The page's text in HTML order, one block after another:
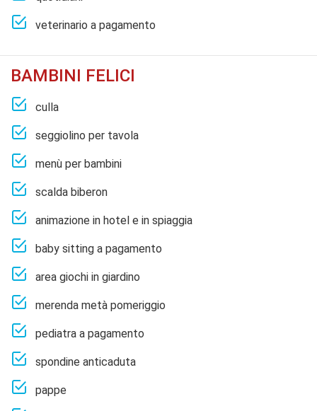
veterinario a pagamento
BAMBINI FELICI
culla
seggiolino per tavola
menù per bambini
scalda biberon
animazione in hotel e in spiaggia
baby sitting a pagamento
area giochi in giardino
merenda metà pomeriggio
pediatra a pagamento
spondine anticaduta
pappe